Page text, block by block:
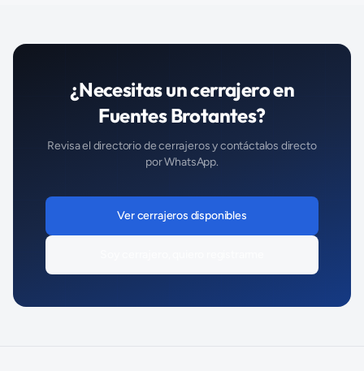
¿Necesitas uncerrajeroen
Fuentes Brotantes?
Revisa el directorio decerrajerosy contáctalos directo
por WhatsApp.
Vercerrajeros disponibles